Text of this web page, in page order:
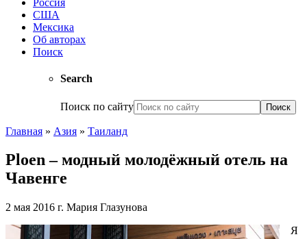
Россия
США
Мексика
Об авторах
Поиск
Search
Поиск по сайту
Главная » Азия » Таиланд
Ploen – модный молодёжный отель на
Чавенге
2 мая 2016 г. Мария Глазунова
Я